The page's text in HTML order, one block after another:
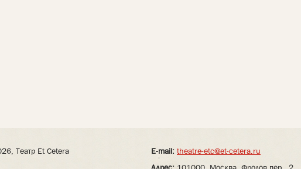
Театр Et Cetera
E-mail: theatre-etc@et-cetera.ru